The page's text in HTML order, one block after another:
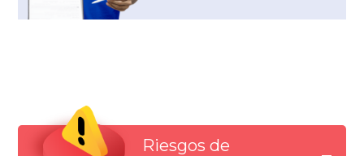
Riesgos de